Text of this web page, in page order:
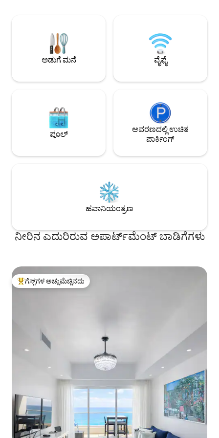
ಸಂಕೀರ್ಣದ ಮುಂದೆ 1 ಪಾರ್ಕಿಂಗ್ ಸ್ಥಳವನ್ನು ಮತ್ತು
ಎಲ್ಲಾ ಪೂಲ್‌ಗಳು, ಆಟದ ಪ್ರದೇಶಗಳು, ಜಕುಝಿ
ಬಳಕೆಯನ್ನು ಅನುಮತಿಸುತ್ತದೆ.
ಕಾಂಪ್ಲೆಕ್ಸ್ ನೀಡುವ
ಅಡುಗೆ ಮನೆ ವೈಫೈ
ಪೂಲ್
ಆವರಣದಲ್ಲಿ ಉಚಿತ
ಪಾರ್ಕಿಂಗ್
ಹವಾನಿಯಂತ್ರಣ
ನೀರಿನ ಎದುರಿರುವ ಅಪಾರ್ಟ್‌ಮೆಂಟ್ ಬಾಡಿಗೆಗಳು
ಗೆಸ್ಟ್‌ಗಳಿಗೆ ಅತಿ ಹೆಚ್ಚು ಅಚ್ಚುಮೆಚ್ಚಿನದು
ಗೆಸ್ಟ್‌ಗಳ ಅಚ್ಚುಮೆಚ್ಚಿನದು